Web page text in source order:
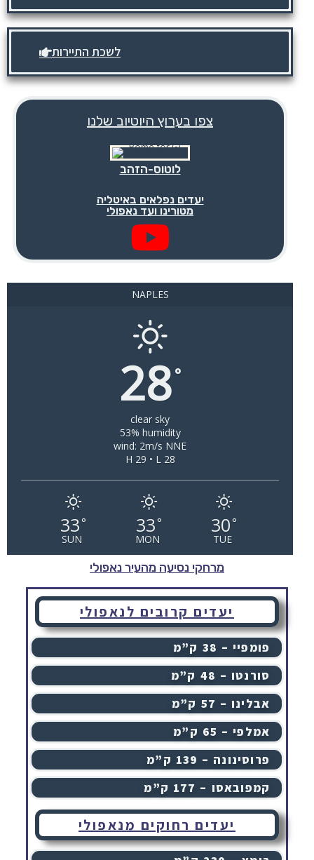
לשכת התיירות
צפו בערוץ היוטיוב שלנו
לוטוס-הזהב
יעדים נפלאים באיטליה
מטורינו ועד נאפולי
NAPLES
28°
clear sky
53% humidity
wind: 2m/s NNE
H 29 • L 28
33°
SUN
33°
MON
30°
TUE
מרחקי נסיעה מהעיר נאפולי
יעדים קרובים לנאפולי
פומפיי – 38 ק”מ
סורנטו – 48 ק”מ
אבלינו – 57 ק”מ
אמלפי – 65 ק”מ
פרוסינונה – 139 ק”מ
קמפובאסו – 177 ק”מ
יעדים רחוקים מנאפולי